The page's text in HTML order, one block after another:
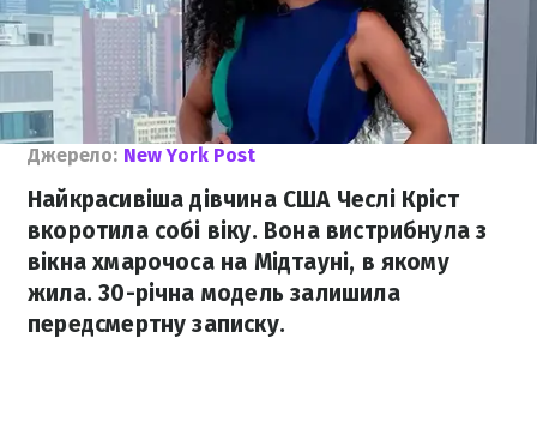
Джерело: New York Post
Найкрасивіша дівчина США Чеслі Кріст
вкоротила собі віку. Вона вистрибнула з
вікна хмарочоса на Мідтауні, в якому
жила. 30-річна модель залишила
передсмертну записку.